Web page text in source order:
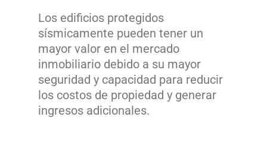
Los edificios protegidos
sísmicamente pueden tener un
mayor valor en el mercado
inmobiliario debido a su mayor
seguridad y capacidad para reducir
los costos de propiedad y generar
ingresos adicionales.